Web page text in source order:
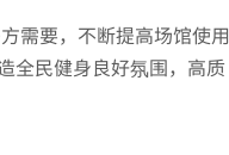
需要，不断提高场馆使用
全民健身良好氛围，高质